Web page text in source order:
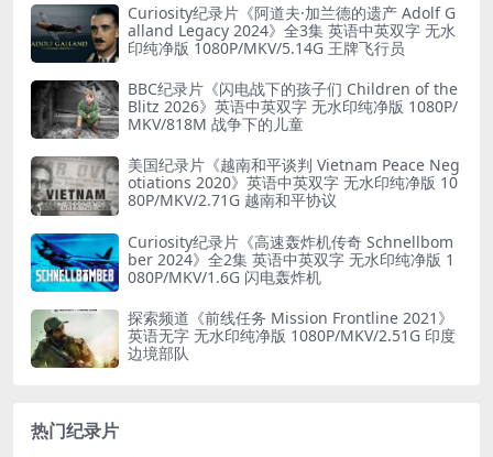
Curiosity纪录片《阿道夫·加兰德的遗产 Adolf G
alland Legacy 2024》全3集 英语中英双字 无水
印纯净版 1080P/MKV/5.14G 王牌飞行员
BBC纪录片《闪电战下的孩子们 Children of the
Blitz 2026》英语中英双字 无水印纯净版 1080P/
MKV/818M 战争下的儿童
美国纪录片《越南和平谈判 Vietnam Peace Neg
otiations 2020》英语中英双字 无水印纯净版 10
80P/MKV/2.71G 越南和平协议
Curiosity纪录片《高速轰炸机传奇 Schnellbom
ber 2024》全2集 英语中英双字 无水印纯净版 1
080P/MKV/1.6G 闪电轰炸机
探索频道《前线任务 Mission Frontline 2021》
英语无字 无水印纯净版 1080P/MKV/2.51G 印度
边境部队
热门纪录片